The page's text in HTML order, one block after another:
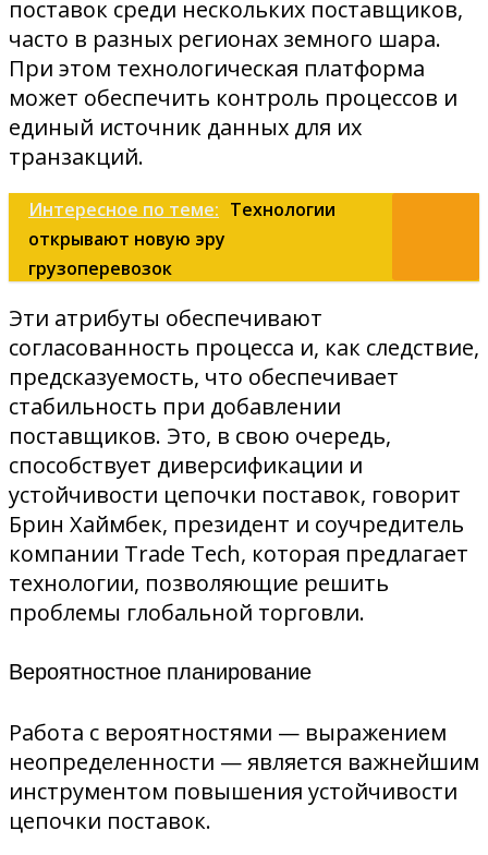
поставок среди нескольких поставщиков,
часто в разных регионах земного шара.
При этом технологическая платформа
может обеспечить контроль процессов и
единый источник данных для их
транзакций.
Интересное по теме: Технологии
открывают новую эру
грузоперевозок
Эти атрибуты обеспечивают
согласованность процесса и, как следствие,
предсказуемость, что обеспечивает
стабильность при добавлении
поставщиков. Это, в свою очередь,
способствует диверсификации и
устойчивости цепочки поставок, говорит
Брин Хаймбек, президент и соучредитель
компании Trade Tech, которая предлагает
технологии, позволяющие решить
проблемы глобальной торговли.
Вероятностное планирование
Работа с вероятностями — выражением
неопределенности — является важнейшим
инструментом повышения устойчивости
цепочки поставок.